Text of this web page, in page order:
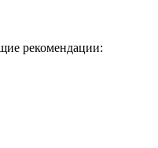
рекомендации: